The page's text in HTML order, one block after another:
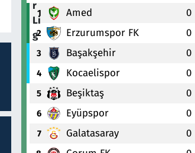
1 Amed 0
2 Erzurumspor FK 0
3 Başakşehir 0
4 Kocaelispor 0
5 Beşiktaş 0
6 Eyüpspor 0
7 Galatasaray 0